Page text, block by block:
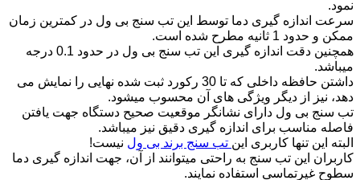
نمود.
سرعت اندازه گیری دما توسط این تب سنج بی ول در کمترین زمان
ممکن و حدود 1 ثانیه مطرح شده است.
همچنین دقت اندازه گیری این تب سنج بی ول در حدود 0.1 درجه
میباشد.
داشتن حافظه داخلی که تا 30 رکورد ثبت شده نهایی را نمایش می
دهد، نیز از دیگر ویژگی های آن محسوب میشود.
تب سنج بی ول دارای نشانگر موقعیت صحیح دستگاه جهت یافتن
فاصله مناسب برای اندازه گیری دقیق نیز میباشد.
البته این تنها کاربری این تب سنج برند بی ول نیست!
کاربران این تب سنج به راحتی میتوانند از آن، جهت اندازه گیری دما
سطوح غیرتماسی استفاده نمایند.